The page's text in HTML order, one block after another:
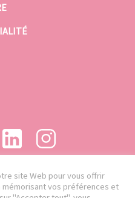
site Web pour vous offrir
vos préférences et